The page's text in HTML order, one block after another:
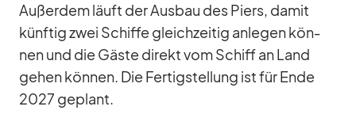
Au­ßer­dem läuft der Aus­bau des Piers, da­mit
künf­tig zwei Schiffe gleich­zei­tig an­le­gen kön­
nen und die Gäste di­rekt vom Schiff an Land
ge­hen kön­nen. Die Fer­tig­stel­lung ist für Ende
2027 ge­plant.